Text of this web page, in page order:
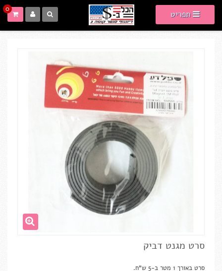
תפריט 0
סרט מגנט דביק
סרט באורך 1 מטר ב-5 ש"ח.